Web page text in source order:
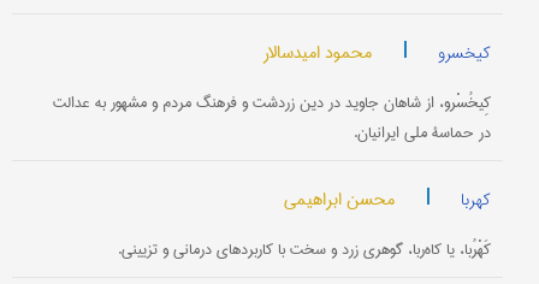
کیخسرو | محمود امیدسالار
کِیخُسْرو، از شاهان جاوید در دین زردشت و فرهنگ مردم و مشهور به عدالت
در حماسۀ ملی ایرانیان.
کهربا | محسن ابراهیمی
کَهْرُبا، یا کاه‌ربا، گوهری زرد و سخت با کاربردهای درمانی و تزیینی.